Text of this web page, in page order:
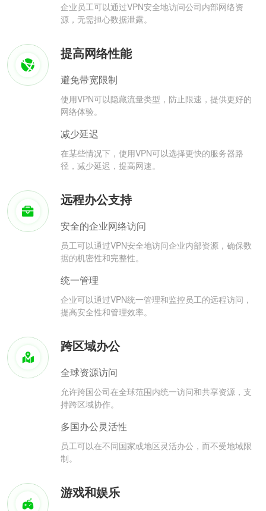
企业员工可以通过VPN安全地访问公司内部网络资
源，无需担心数据泄露。
提高网络性能
避免带宽限制
使用VPN可以隐藏流量类型，防止限速，提供更好的
网络体验。
减少延迟
在某些情况下，使用VPN可以选择更快的服务器路
径，减少延迟，提高网速。
远程办公支持
安全的企业网络访问
员工可以通过VPN安全地访问企业内部资源，确保数
据的机密性和完整性。
统一管理
企业可以通过VPN统一管理和监控员工的远程访问，
提高安全性和管理效率。
跨区域办公
全球资源访问
允许跨国公司在全球范围内统一访问和共享资源，支
持跨区域协作。
多国办公灵活性
员工可以在不同国家或地区灵活办公，而不受地域限
制。
游戏和娱乐